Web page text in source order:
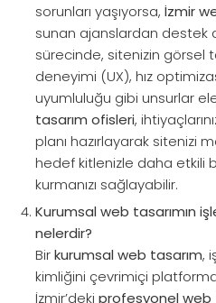
sorunları yaşıyorsa, İzmir
sunan ajanslardan destek
sürecinde, sitenizin görsel
deneyimi (UX), hız
uyumluluğu gibi unsurlar ele
tasarım ofisleri,
planı hazırlayarak sitenizi
hedef kitlenizle daha etkili
kurmanızı sağlayabilir.
Kurumsal web tasarımın
nelerdir?
Birkurumsal web tasarım,
kimliğini çevrimiçi
İzmir’deki profesyonel web